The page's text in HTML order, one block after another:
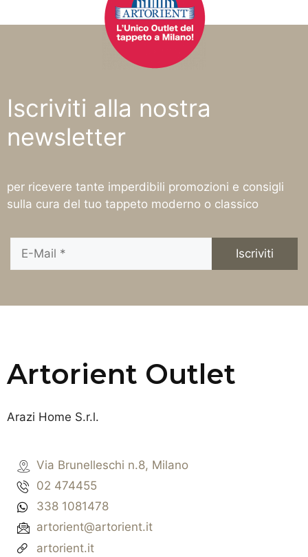
Iscriviti alla nostra
newsletter
per ricevere tante imperdibili promozioni e consigli
sulla cura del tuo tappeto moderno o classico
Artorient Outlet
Arazi Home S.r.l.
Via Brunelleschi n.8, Milano
02 474455
338 1081478
artorient@artorient.it
artorient.it